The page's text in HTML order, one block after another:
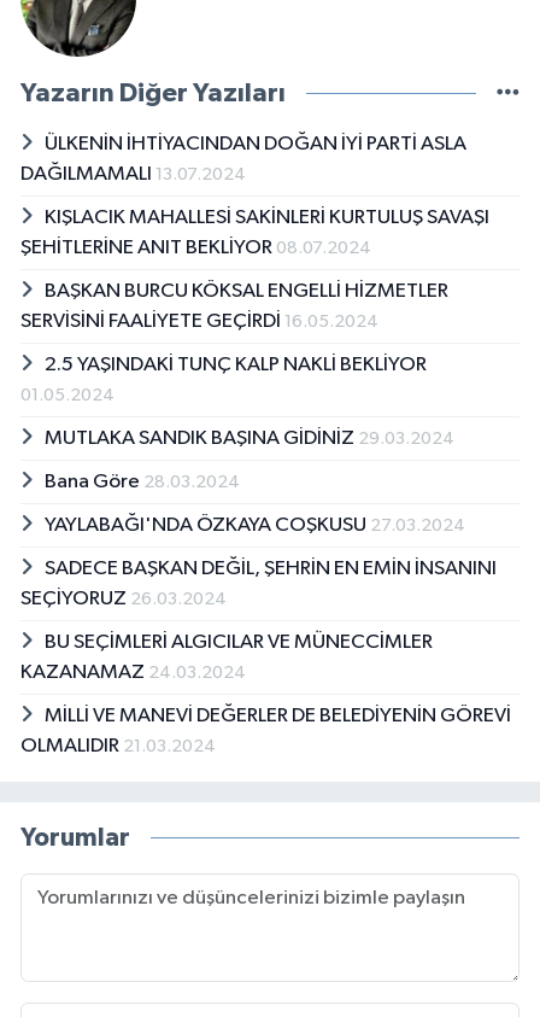
Yazarın Diğer Yazıları
ÜLKENİN İHTİYACINDAN DOĞAN İYİ PARTİ ASLA
DAĞILMAMALI 13.07.2024
KIŞLACIK MAHALLESİ SAKİNLERİ KURTULUŞ SAVAŞI
ŞEHİTLERİNE ANIT BEKLİYOR 08.07.2024
BAŞKAN BURCU KÖKSAL ENGELLİ HİZMETLER
SERVİSİNİ FAALİYETE GEÇİRDİ 16.05.2024
2.5 YAŞINDAKİ TUNÇ KALP NAKLİ BEKLİYOR
01.05.2024
MUTLAKA SANDIK BAŞINA GİDİNİZ 29.03.2024
Bana Göre 28.03.2024
YAYLABAĞI'NDA ÖZKAYA COŞKUSU 27.03.2024
SADECE BAŞKAN DEĞİL, ŞEHRİN EN EMİN İNSANINI
SEÇİYORUZ 26.03.2024
BU SEÇİMLERİ ALGICILAR VE MÜNECCİMLER
KAZANAMAZ 24.03.2024
MİLLİ VE MANEVİ DEĞERLER DE BELEDİYENİN GÖREVİ
OLMALIDIR 21.03.2024
Yorumlar